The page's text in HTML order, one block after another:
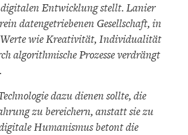
Entwicklung stellt. Lanier
datengetriebenen Gesellschaft, in
Werte wie Kreativität, Individualität
algorithmische Prozesse verdrängt
dazu dienen sollte, die
zu bereichern, anstatt sie zu
Humanismus betont die